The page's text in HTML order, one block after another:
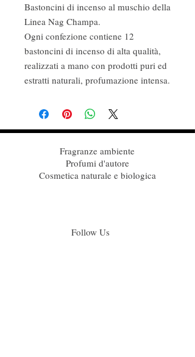
Bastoncini di incenso al muschio della
Linea Nag Champa.
Ogni confezione contiene 12
bastoncini di incenso di alta qualità,
realizzati a mano con prodotti puri ed
estratti naturali, profumazione intensa.
Fragranze ambiente
Profumi d'autore
Cosmetica naturale e biologica
Follow Us